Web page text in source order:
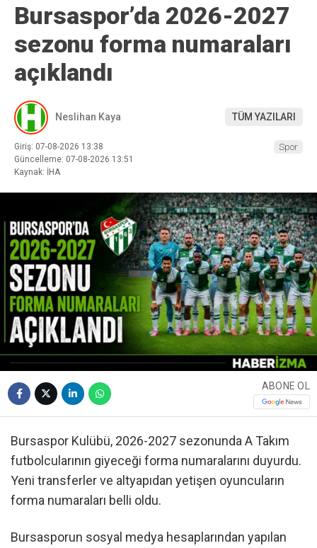
Bursaspor’da 2026-2027
sezonu forma numaraları
açıklandı
Neslihan Kaya TÜM YAZILARI
Giriş: 07-08-2026 13:38
Güncelleme: 07-08-2026 13:51
Kaynak: İHA
Spor
ABONE OL
Bursaspor Kulübü, 2026-2027 sezonunda A Takım
futbolcularının giyeceği forma numaralarını duyurdu.
Yeni transferler ve altyapıdan yetişen oyuncuların
forma numaraları belli oldu.
Bursasporun sosyal medya hesaplarından yapılan